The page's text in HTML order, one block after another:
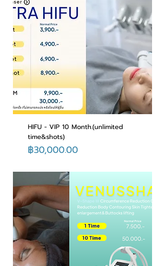
HIFU - VIP 10 Month.(unlimited
time&shots)
ราคา
฿30,000.00